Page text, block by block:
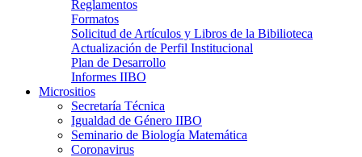
Reglamentos
Formatos
Solicitud de Artículos y Libros de la Bibilioteca
Actualización de Perfil Institucional
Plan de Desarrollo
Informes IIBO
Micrositios
Secretaría Técnica
Igualdad de Género IIBO
Seminario de Biología Matemática
Coronavirus